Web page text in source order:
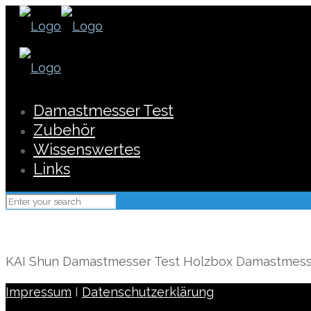
Damastmesser Test
Zubehör
Wissenswertes
Links
KAI Shun Damastmesser Test Holzbox
Impressum I Datenschutzerklärung